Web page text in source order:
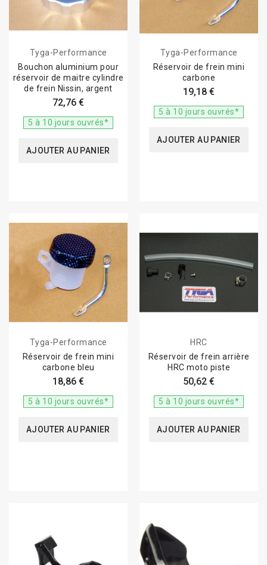
Tyga-Performance
Bouchon aluminium pour
réservoir de maitre cylindre
de frein Nissin, argent
72,76 €
5 à 10 jours ouvrés*
AJOUTER AU PANIER
Tyga-Performance
Réservoir de frein mini
carbone
19,18 €
5 à 10 jours ouvrés*
AJOUTER AU PANIER
Tyga-Performance
Réservoir de frein mini
carbone bleu
18,86 €
5 à 10 jours ouvrés*
AJOUTER AU PANIER
HRC
Réservoir de frein arrière
HRC moto piste
50,62 €
5 à 10 jours ouvrés*
AJOUTER AU PANIER